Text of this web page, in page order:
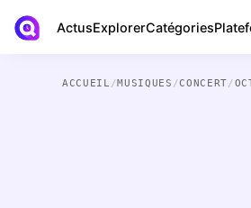
ActusExplorerCatégories
ACCUEIL /MUSIQUES /CONCERT/